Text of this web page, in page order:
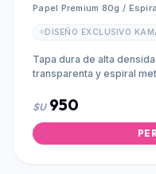
Papel Premium 80g /
DISEÑO EXCLUSIVO
Tapa dura de alta
transparenta y espiral
$U 950